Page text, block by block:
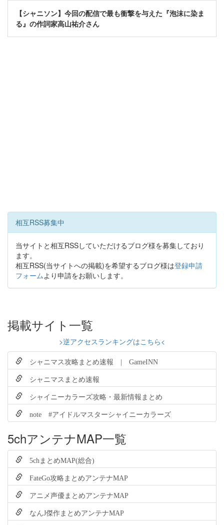
【シャニソン】今回の配信で最も衝撃を与えた『泡沫に染ま
る』の作詞家高山祐介さん
相互RSS募集中
当サイトと相互RSSしていただけるブログ様を募集しており
ます。
相互RSS(当サイトへの掲載)を希望するブログ様は登録申請
フォームより申請をお願いします。
掲載サイト一覧
>逆アクセスランキングはこちら<
シャニマス攻略まとめ速報 | GameINN
シャニマスまとめ速報
シャイニーカラーズ攻略・最新情報まとめ
note #アイドルマスターシャイニーカラーズ
5chアンテナMAP一覧
5chまとめMAP(総合)
FateGo攻略まとめアンテナMAP
アニメ声優まとめアンテナMAP
なんJ傑作まとめアンテナMAP